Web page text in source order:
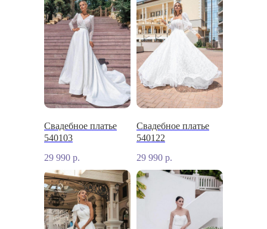
Свадебное платье
540103
29 990 р.
Свадебное платье
540122
29 990 р.